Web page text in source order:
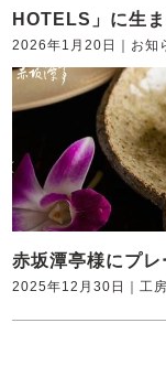
HOTELS」に生
2026年1月20日 ｜ お知
赤坂潭亭様にプ
2025年12月30日 ｜ 工